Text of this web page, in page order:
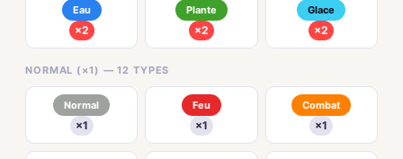
Eau
×2
Plante
×2
Glace
×2
NORMAL (×1) — 12 TYPES
Normal
×1
Feu
×1
Combat
×1